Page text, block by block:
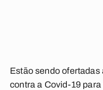
Estão sendo
contra a Covid-19